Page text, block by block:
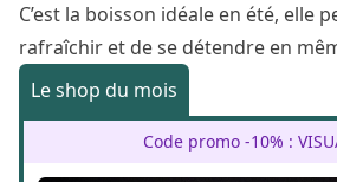
C’est la boisson idéale en été, elle
rafraîchir et de se détendre en
Le shop du mois
Code promo -10% :